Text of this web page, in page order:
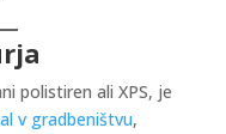
polistiren ali XPS, je
v gradbeništvu,